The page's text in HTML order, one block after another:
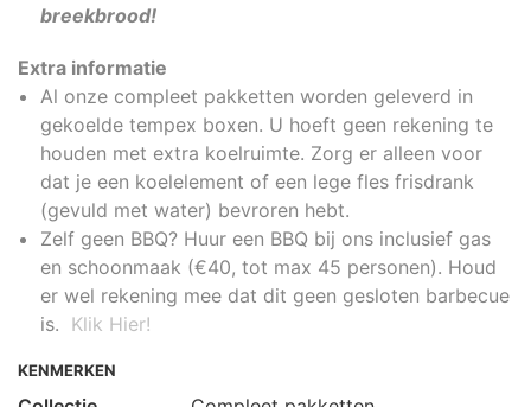
breekbrood!
Extra informatie
Al onze compleet pakketten worden geleverd in
gekoelde tempex boxen. U hoeft geen rekening te
houden met extra koelruimte. Zorg er alleen voor
dat je een koelelement of een lege fles frisdrank
(gevuld met water) bevroren hebt.
Zelf geen BBQ? Huur een BBQ bij ons inclusief gas
en schoonmaak (€40, tot max 45 personen). Houd
er wel rekening mee dat dit geen gesloten barbecue
is. Klik Hier!
KENMERKEN